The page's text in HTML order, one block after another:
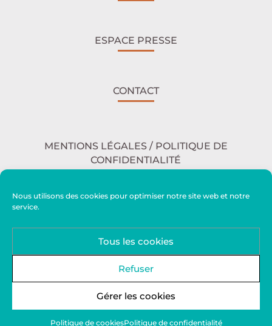
Nous utilisons des cookies pour optimiser notre site web et notre
service.
Tous les cookies
Refuser
Gérer les cookies
Politique de cookiesPolitique de confidentialité
ESPACE PRESSE
CONTACT
MENTIONS LÉGALES / POLITIQUE DE
CONFIDENTIALITÉ